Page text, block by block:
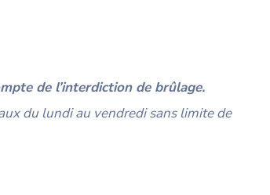
de l’interdiction de brûlage.
du lundi au vendredi sans limite de